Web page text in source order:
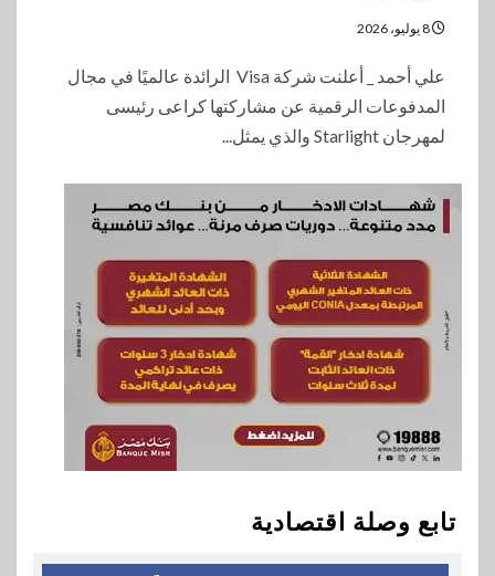
علي أحمد _ أعلنت شركة Visa الرائدة عالميًا في مجال
المدفوعات الرقمية عن مشاركتها كراعى رئيسى
لمهرجان Starlight والذي يمثل...
تابع وصلة اقتصادية